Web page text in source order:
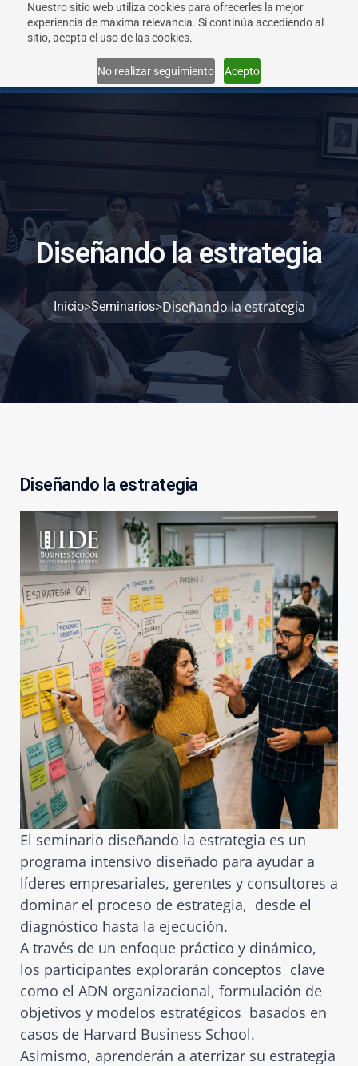
Nuestro sitio web utiliza cookies para ofrecerles la mejor
experiencia de máxima relevancia. Si continúa accediendo al
sitio, acepta el uso de las cookies.
No realizar seguimiento Acepto
Diseñandolaestrategia
Inicio>Seminarios>Diseñando la estrategia
Diseñando a estrategia
El seminario diseñando la estrategia es un
programa intensivo diseñado para ayudar a
líderes empresariales, gerentes y consultores a
dominar el proceso de estrategia, desde el
diagnóstico hasta la ejecución.
A través de un enfoque práctico y dinámico,
los participantes explorarán conceptos clave
como el ADN organizacional, formulación de
objetivos y modelos estratégicos basados en
casos de Harvard Business School.
Asimismo, aprenderán a aterrizar su estrategia